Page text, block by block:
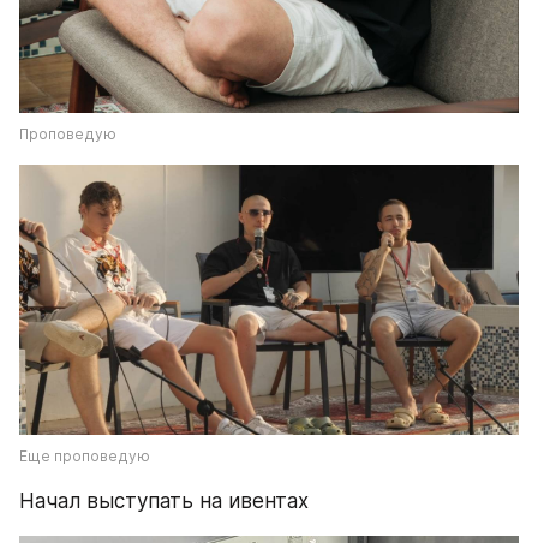
Проповедую
Еще проповедую
Начал выступать на ивентах